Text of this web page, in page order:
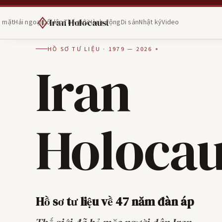
Iran Holocaust
mặtHải ngoạiĐối lậpThế giớiHành độngDi sảnNhật kýVideo
HỒ SƠ TƯ LIỆU · 1979 — 2026
Iran
Hồ sơ tư liệu về 47 năm đàn áp